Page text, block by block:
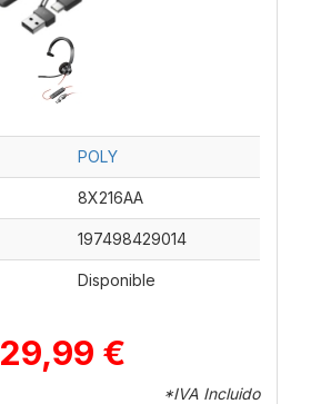
POLY
8X216AA
197498429014
Disponible
29,99 €
*IVA Incluido